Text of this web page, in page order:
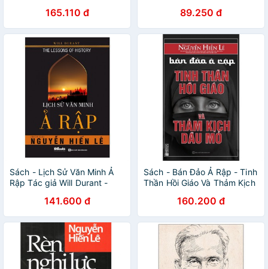
165.110 đ 89.250 đ
Sách - Lịch Sử Văn Minh Ả
Rập Tác giả Will Durant -
141.600 đ
Sách - Bán Đảo Ả Rập - Tinh
Thần Hồi Giáo Và Thảm Kịch
160.200 đ